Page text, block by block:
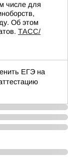
числе для
Об этом
ТАСС/
ЕГЭ на